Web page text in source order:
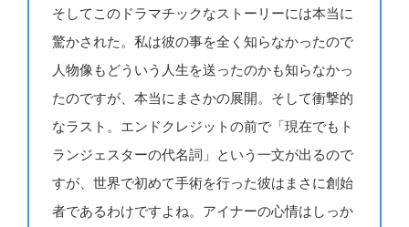
そしてこのドラマチックなストーリーには本当に
驚かされた。私は彼の事を全く知らなかったので
人物像もどういう人生を送ったのかも知らなかっ
たのですが、本当にまさかの展開。そして衝撃的
なラスト。エンドクレジットの前で「現在でもト
ランジェスターの代名詞」という一文が出るので
すが、世界で初めて手術を行った彼はまさに創始
者であるわけですよね。アイナーの心情はしっか